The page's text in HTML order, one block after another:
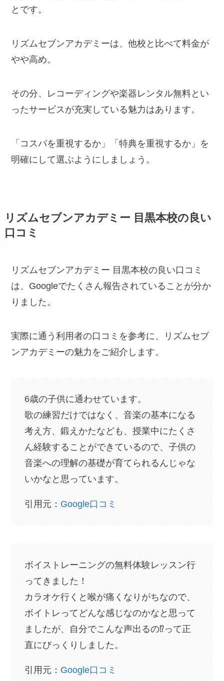
とです。
リズムセブンアカデミーは、他校と比べて料金が
やや高め。
その分、レコーディングや楽器レンタル無料とい
ったサービスが充実している魅力はあります。
「コスパを重視するか」「特典を重視するか」を
明確にして選ぶようにしましょう。
リズムセブンアカデミー 目黒本校の良い
口コミ
リズムセブンアカデミー 目黒本校の良い口コミ
は、Googleでたくさん報告されていることが分か
りました。
実際に通う利用者の口コミを参考に、リズムセブ
ンアカデミーの魅力をご紹介します。
6歳の子供に通わせています。
歌の練習だけではなく、音楽の基本になる
考え方、鍛えかたなども、授業中にたくさ
ん経験することができているので、子供の
音楽への理解の基礎が育てられるんじゃな
いかなと思っています。
引用元： Google口コミ
ボイストレーニングの無料体験レッスン行
ってきました！
カラオケ行くと喉が痛くなりがちなので、
ボイトレってどんな感じなのかなと思って
ましたが、自分でこんな声出るの⁉︎って正
直にびっくりしました。
引用元： Google口コミ